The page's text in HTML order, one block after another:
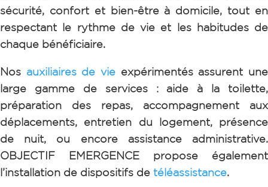
sécurité, confort et bien-être à domicile, tout en
respectant le rythme de vie et les habitudes de
chaque bénéficiaire.
Nos auxiliaires de vie expérimentés assurent une
large gamme de services : aide à la toilette,
préparation des repas, accompagnement aux
déplacements, entretien du logement, présence
de nuit, ou encore assistance administrative.
OBJECTIF EMERGENCE propose également
l’installation de dispositifs de téléassistance.